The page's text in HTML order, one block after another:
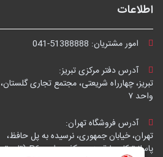
اطلاعات
امور مشتریان: 041-51388888
آدرس دفتر مرکزی تبریز:
تبریز، چهارراه شریعتی، مجتمع تجاری گلستان،
واحد ۷
آدرس فروشگاه تهران:
تهران، خیابان جمهوری، نرسیده به پل حافظ،
پاساژ توکل، طبقه زیرهمکف، واحد B6 (تاپ ترونیک)